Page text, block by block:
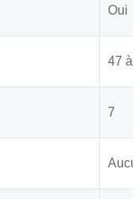
Oui
47 à
7